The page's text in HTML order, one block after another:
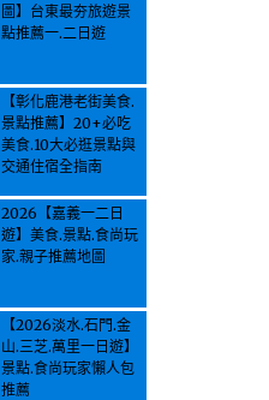
圖】台東最夯旅遊景
點推薦一.二日遊
【彰化鹿港老街美食.
景點推薦】20+必吃
美食.10大必逛景點與
交通住宿全指南
2026【嘉義一二日
遊】美食.景點.食尚玩
家.親子推薦地圖
【2026淡水.石門.金
山.三芝.萬里一日遊】
景點.食尚玩家懶人包
推薦